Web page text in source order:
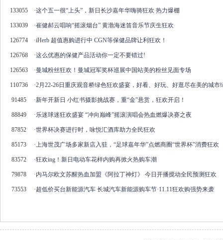
133055 ·这个五一很“上头”，新日长沙嘉年华嗨骑狂欢 热力爆棚
133039 ·崔健郝云唱响“摇滚烟台” 黄渤海迷笛音乐节庆生狂欢
126774 ·iHerb 超值惠购进行中 CGN等保健品牌让利狂欢！
126768 ·这么优惠的保健产品活动你一定不要错过!
126563 ·曼城粉丝狂欢！曼城冠军奖杯巡展中国站美的粉丝见面专场
110736 ·2月22-26日重庆观音桥绿色狂欢盛宴，好看、好玩、好逛尽在美的城市
91485 ·新年开新日 小红书摄影挑战赛，重“金”悬赏，狂欢开启！
88849 ·乐迷球迷狂欢盛宴 “冲向巅峰”摇滚演唱会热血燃爆决赛之夜
87852 ·世界杯决赛进行时，咏悦汇酒库助力全民狂欢
85173 ·上海世茂广场多家新店入驻，“足球嘉年华”点燃商圈“世界杯”消费狂欢
83572 ·狂欢ing！新日电动车花样内购再掀火热购车潮
79878 ·内马尔欧文苏醒热血加盟《阿拉丁神灯》 今日开播搅动全民预测狂欢
73553 ·超低价买台新能源汽车 长城汽车新能源购车节·11.11狂欢购强势来袭